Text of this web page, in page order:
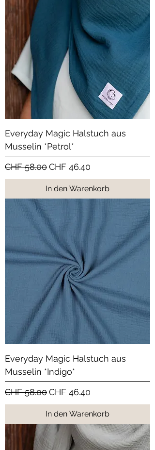
Everyday Magic Halstuch aus
Musselin *Petrol*
Standardpreis
CHF 58.00Sale-Preis
CHF 46.40
In den Warenkorb
Everyday Magic Halstuch aus
Musselin *Indigo*
Standardpreis
CHF 58.00Sale-Preis
CHF 46.40
In den Warenkorb